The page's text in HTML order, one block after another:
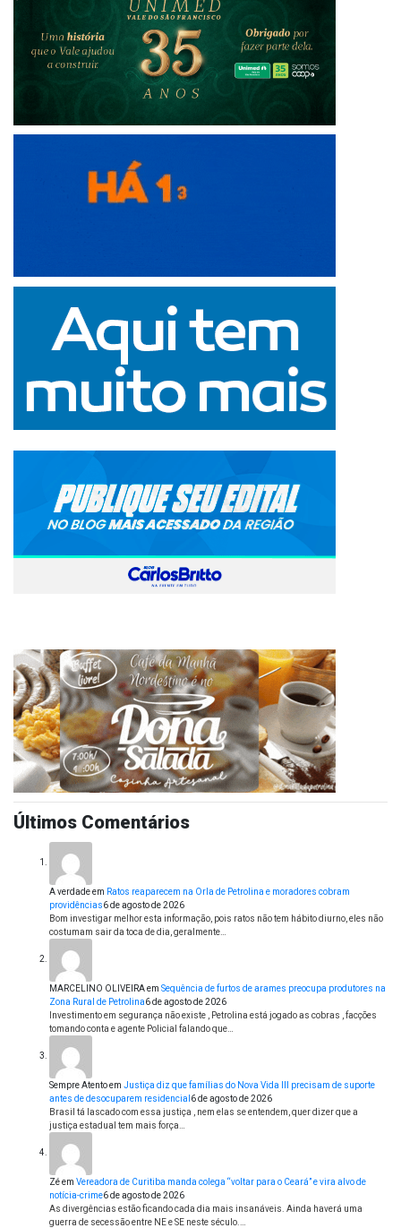
Últimos Comentários
A verdadeem Ratos reaparecem na Orla de Petrolina e moradores cobram
providências6 de agosto de 2026
Bom investigar melhor esta informação, pois ratos não tem hábito diurno, eles não
costumam sair da toca de dia, geralmente…
MARCELINO OLIVEIRAem Sequência de furtos de arames preocupa produtores na
Zona Rural de Petrolina6 de agosto de 2026
Investimento em segurança não existe , Petrolina está jogado as cobras , facções
tomando conta e agente Policial falando que…
Sempre Atentoem Justiça diz que famílias do Nova Vida III precisam de suporte
antes de desocuparem residencial 6 de agosto de 2026
Brasil tá lascado com essa justiça , nem elas se entendem, quer dizer que a
justiça estadual tem mais força…
Zéem Vereadora de Curitiba manda colega “voltar para o Ceará” e vira alvo de
notícia-crime6 de agosto de 2026
As divergências estão ficando cada dia mais insanáveis. Ainda haverá uma
guerra de secessão entre NE e SE neste século.…